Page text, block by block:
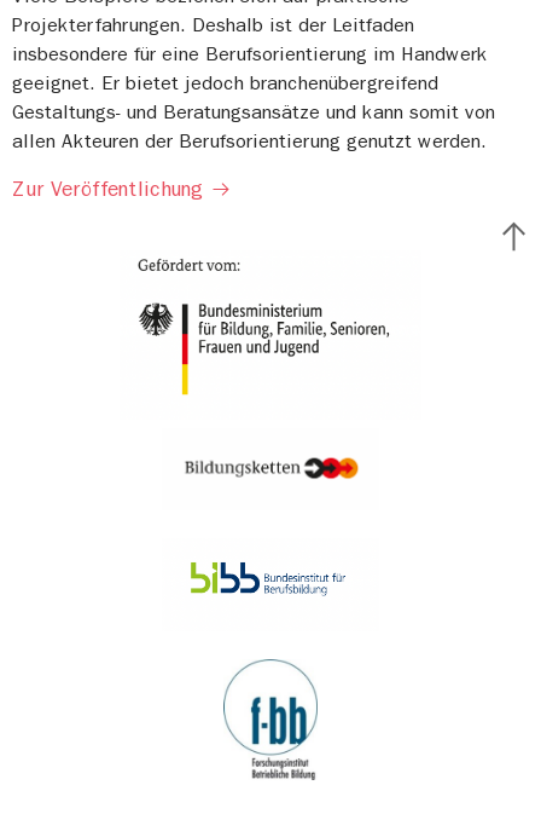
Projekterfahrungen. Deshalb ist der Leitfaden
insbesondere für eine Berufsorientierung im Handwerk
geeignet. Er bietet jedoch branchenübergreifend
Gestaltungs- und Beratungsansätze und kann somit von
allen Akteuren der Berufsorientierung genutzt werden.
Zur Veröffentlichung